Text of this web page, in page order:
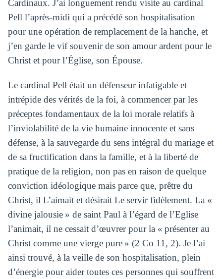
Cardinaux. J’ai longuement rendu visite au cardinal
Pell l’après-midi qui a précédé son hospitalisation
pour une opération de remplacement de la hanche, et
j’en garde le vif souvenir de son amour ardent pour le
Christ et pour l’Église, son Épouse.
Le cardinal Pell était un défenseur infatigable et
intrépide des vérités de la foi, à commencer par les
préceptes fondamentaux de la loi morale relatifs à
l’inviolabilité de la vie humaine innocente et sans
défense, à la sauvegarde du sens intégral du mariage et
de sa fructification dans la famille, et à la liberté de
pratique de la religion, non pas en raison de quelque
conviction idéologique mais parce que, prêtre du
Christ, il L’aimait et désirait Le servir fidèlement. La «
divine jalousie » de saint Paul à l’égard de l’Eglise
l’animait, il ne cessait d’œuvrer pour la « présenter au
Christ comme une vierge pure » (2 Co 11, 2). Je l’ai
ainsi trouvé, à la veille de son hospitalisation, plein
d’énergie pour aider toutes ces personnes qui souffrent